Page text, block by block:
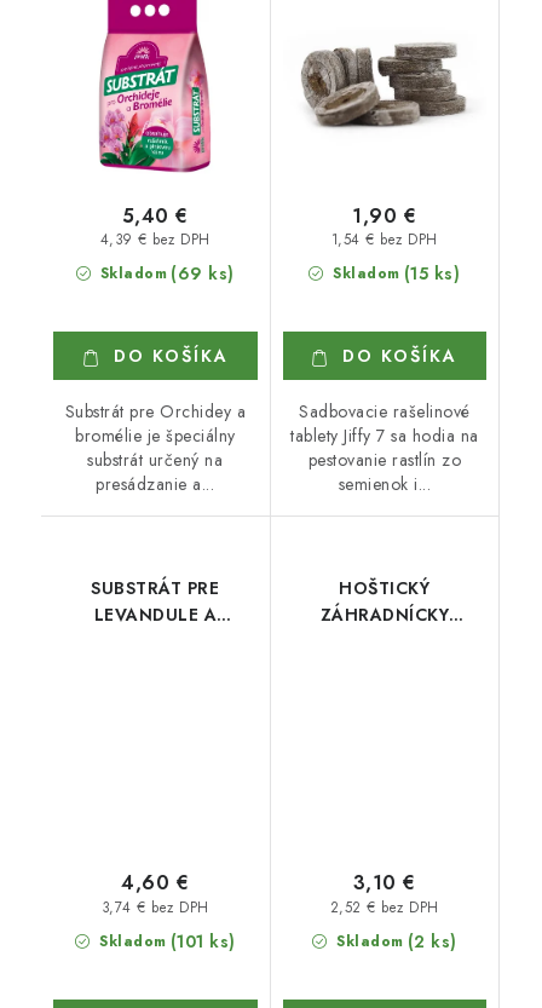
Skladom (69 ks)
4,39 € bez DPH
5,40 €
DO KOŠÍKA
Substrát pre Orchidey a
bromélie je špeciálny
substrát určený na
presádzanie a...
Skladom (15 ks)
1,54 € bez DPH
1,90 €
DO KOŠÍKA
Sadbovacie rašelinové
tablety Jiffy 7 sa hodia na
pestovanie rastlín zo
semienok i...
SUBSTRÁT PRE
LEVANDULE A
Skladom (101 ks)
3,74 € bez DPH
4,60 €
HOŠTICKÝ
ZÁHRADNÍCKY
Skladom (2 ks)
2,52 € bez DPH
3,10 €